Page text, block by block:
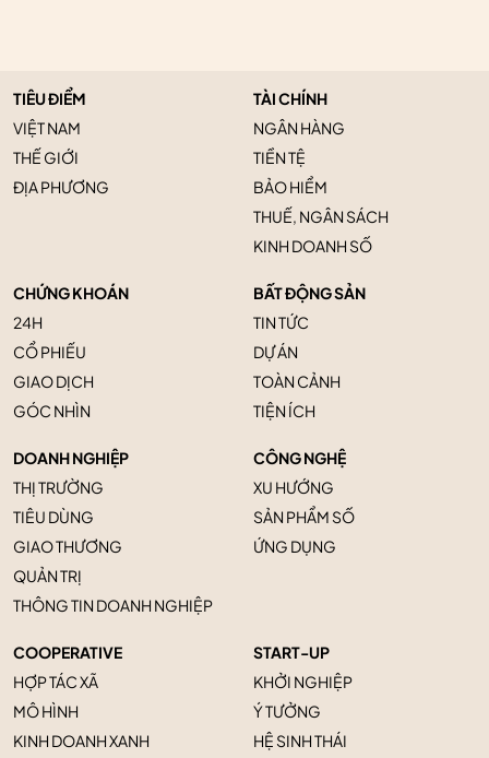
TIÊU ĐIỂM
VIỆT NAM
THẾ GIỚI
ĐỊA PHƯƠNG
TÀI CHÍNH
NGÂN HÀNG
TIỀN TỆ
BẢO HIỂM
THUẾ, NGÂN SÁCH
KINH DOANH SỐ
CHỨNG KHOÁN
24H
CỔ PHIẾU
GIAO DỊCH
GÓC NHÌN
BẤT ĐỘNG SẢN
TIN TỨC
DỰ ÁN
TOÀN CẢNH
TIỆN ÍCH
DOANH NGHIỆP
THỊ TRƯỜNG
TIÊU DÙNG
GIAO THƯƠNG
QUẢN TRỊ
THÔNG TIN DOANH NGHIỆP
CÔNG NGHỆ
XU HƯỚNG
SẢN PHẨM SỐ
ỨNG DỤNG
COOPERATIVE
HỢP TÁC XÃ
MÔ HÌNH
KINH DOANH XANH
START-UP
KHỞI NGHIỆP
Ý TƯỞNG
HỆ SINH THÁI